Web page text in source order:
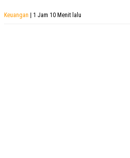
Keuangan | 1 Jam 10 Menit lalu